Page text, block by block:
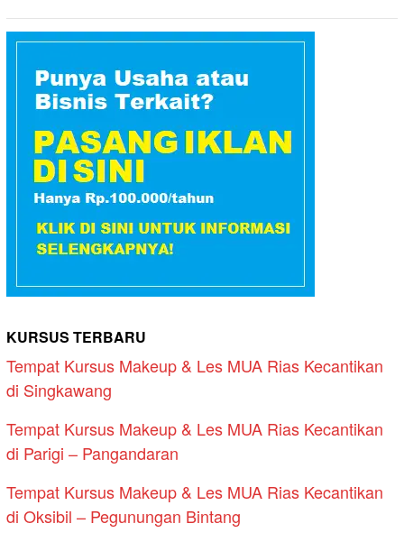
KURSUS TERBARU
Tempat Kursus Makeup & Les MUA Rias Kecantikan
di Singkawang
Tempat Kursus Makeup & Les MUA Rias Kecantikan
di Parigi – Pangandaran
Tempat Kursus Makeup & Les MUA Rias Kecantikan
di Oksibil – Pegunungan Bintang